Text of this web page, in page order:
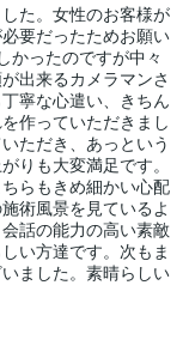
た。女性のお客様が
要だったためお願い
かったのですが中々
出来るカメラマンさ
寧な心遣い、きちん
作っていただきまし
ただき、あっという
りも大変満足です。
らもきめ細かい心配
術風景を見ているよ
話の能力の高い素敵
い方達です。次もま
ました。素晴らしい